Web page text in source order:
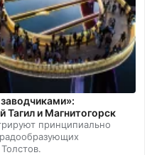
Тагил и Магнитогорск
принципиально